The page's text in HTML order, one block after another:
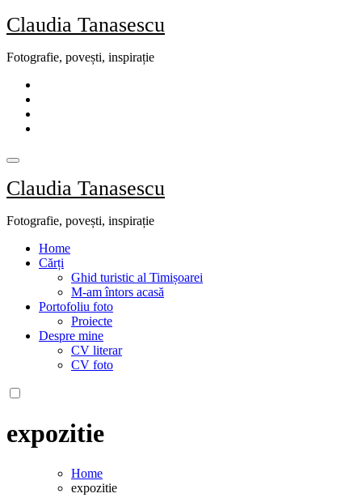
Skip
to
Claudia Tanasescu
Fotografie, povești, inspirație
Claudia Tanasescu
Fotografie, povești, inspirație
Home
Cărți
Ghid turistic al Timișoarei
M-am întors acasă
Portofoliu foto
Proiecte
Despre mine
CV literar
CV foto
expozitie
Home
expozitie